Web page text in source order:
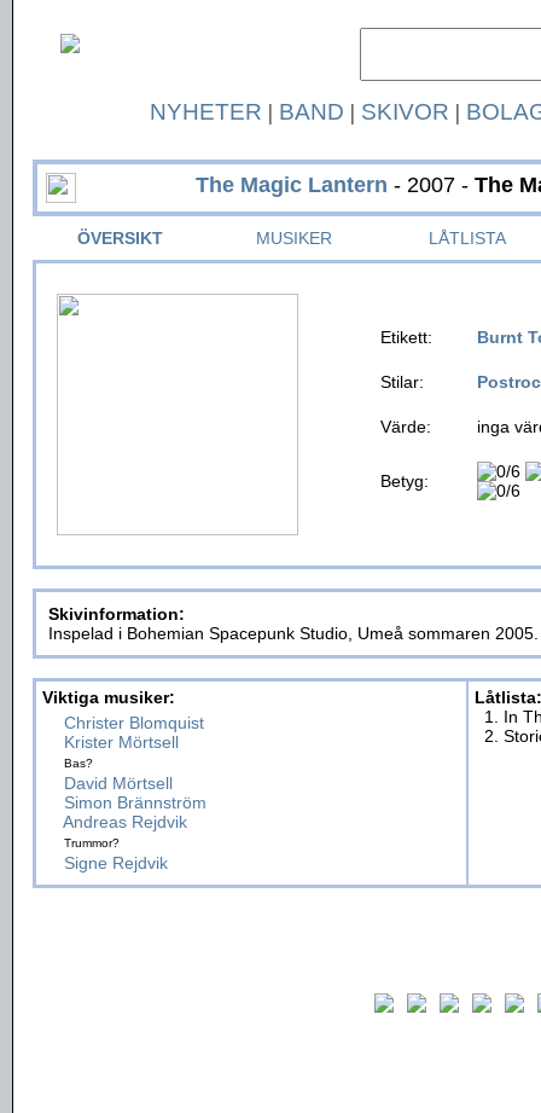
NYHETER | BAND | SKIVOR |
The Magic Lantern - 2007 - The
ÖVERSIKT MUSIKER LÅTLISTA
Etikett: Burnt
Stilar:
Värde: inga
Betyg:
Skivinformation:
Inspelad i Bohemian Spacepunk Studio, Umeå sommaren
Viktiga musiker:
Christer Blomquist
Krister Mörtsell
Bas?
David Mörtsell
Simon Brännström
Andreas Rejdvik
Trummor?
Signe Rejdvik
Låtlista:
1. In
2.